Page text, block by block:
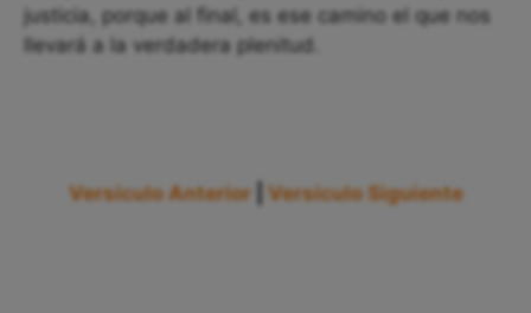
justicia, porque al final, es ese camino el que nos
llevará a la verdadera plenitud.
Versículo Anterior Versículo Siguiente